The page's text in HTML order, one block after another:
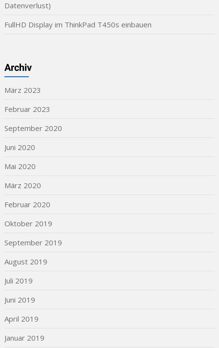
Datenverlust)
FullHD Display im ThinkPad T450s einbauen
Archiv
März 2023
Februar 2023
September 2020
Juni 2020
Mai 2020
März 2020
Februar 2020
Oktober 2019
September 2019
August 2019
Juli 2019
Juni 2019
April 2019
Januar 2019